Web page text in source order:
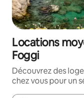
Locations
Foggi
Découvrez des
chez vous pour un